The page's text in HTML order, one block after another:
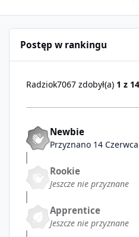
Postęp w rankingu
Radziok7067 zdobył(a) 1 z 14
Newbie
Przyznano 14
Rookie
Jeszcze nie przyznane
Apprentice
Jeszcze nie przyznane